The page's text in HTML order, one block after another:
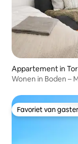
Appartement in
Wonen in Boden –
Favoriet van
Favoriet van